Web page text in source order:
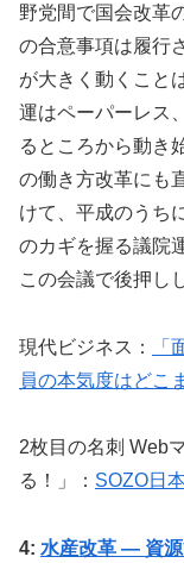
野党間で国会改革
の合意事項は履行
が大きく動くこと
運はペーパーレス
るところから動き
の働き方改革にも
けて、平成のうち
のカギを握る議院
この会議で後押し
現代ビジネス：
「
員の本気度はどこ
2枚目の名刺 Web
る！」： SOZO日
4: 水産改革 — 資